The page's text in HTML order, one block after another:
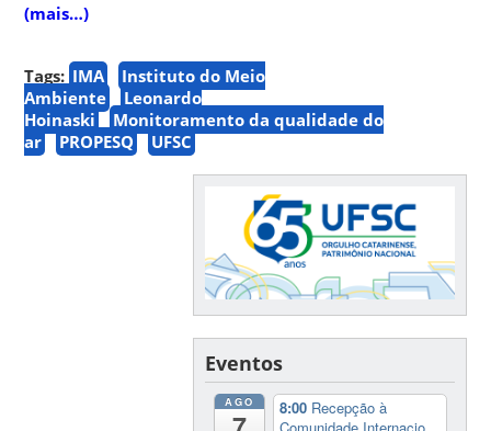
(mais…)
Tags: IMA
Instituto do Meio
Ambiente
Leonardo
Hoinaski
Monitoramento da qualidade do
ar
PROPESQ UFSC
Eventos
AGO 8:00 Recepção à